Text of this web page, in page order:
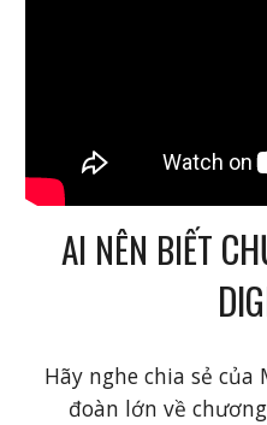
AI NÊN BIẾT
Hãy nghe chia sẻ
đoàn lớn về